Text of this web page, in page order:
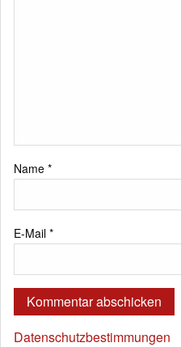
Name *
E-Mail *
Datenschutzbestimmungen